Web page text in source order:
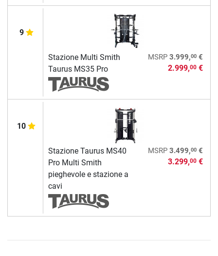
9
Stazione Multi Smith
Taurus MS35 Pro
MSRP 3.999,00€
2.999,00€
10
Stazione Taurus MS40
Pro Multi Smith
pieghevole e stazione a
cavi
MSRP 3.499,00€
3.299,00€